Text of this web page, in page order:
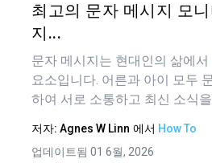
최고의 문자 메시지 모
지...
문자 메시지는 현대인의 삶에
요소입니다. 어른과 아이 모두
하여 서로 소통하고 최신 소식
저자: Agnes W Linn 에서 How To
업데이트됨 01 6월, 2026